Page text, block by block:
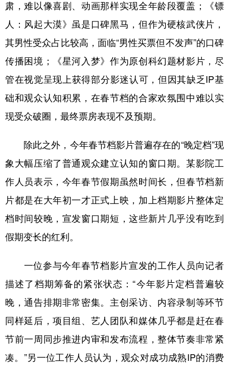
肃，难以像喜剧、动画那样实现全年龄段覆盖；《镖
人：风起大漠》虽是口碑黑马，但作为硬核武侠片，
其男性受众占比较高，面临“男性买票但不发声”的口碑
传播困境；《星河入梦》作为原创科幻题材影片，尽
管在视觉呈现上获得部分影迷认可，但因其缺乏IP基
础和观众认知积累，在春节档的合家欢氛围中难以实
现受众破圈，最终票房表现不及预期。
除此之外，今年春节档影片普遍存在的“晚定档”现
象大幅压缩了普通观众建立认知的窗口期。某影院工
作人员表示，今年春节假期虽然时间长，但春节档新
片都是在大年初一才正式上映，加上档期影片整体定
档时间较晚，宣发窗口期短，这些新片几乎没有吃到
假期变长的红利。
一位参与今年春节档影片宣发的工作人员向记者
描述了档期筹备的紧张状态：“今年影片定档普遍较
晚，通告排期非常密集。主创采访、内容录制等环节
同样延后，项目组、艺人团队和媒体几乎都是赶在春
节前一周同步推进内审和发布流程，整体节奏非常紧
凑。”另一位工作人员认为，观众对成功成熟IP的消费